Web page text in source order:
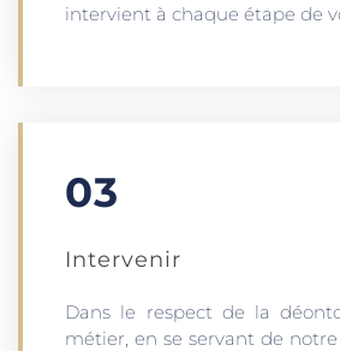
intervient à chaque étape de
03
Intervenir
Dans le respect de la
métier, en se servant de